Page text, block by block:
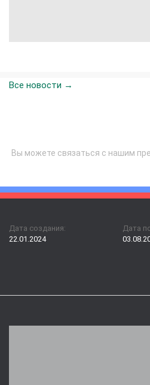
Все новости →
Вы можете связаться с нашим
Дата создания:
22.01.2024
Дата